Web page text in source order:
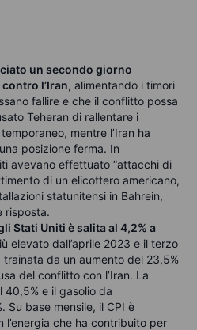
un secondo giorno
l’Iran, alimentando i timori
fallire e che il conflitto possa
Teheran di rallentare i
mentre l’Iran ha
posizione ferma. In
avevano effettuato “attacchi di
di un elicottero americano,
statunitensi in Bahrein,
risposta.
Stati Uniti è salita al 4,2% a
elevato dall’aprile 2023 e il terzo
da un aumento del 23,5%
del conflitto con l’Iran. La
40,5% e il gasolio da
Su base mensile, il CPI è
l’energia che ha contribuito per